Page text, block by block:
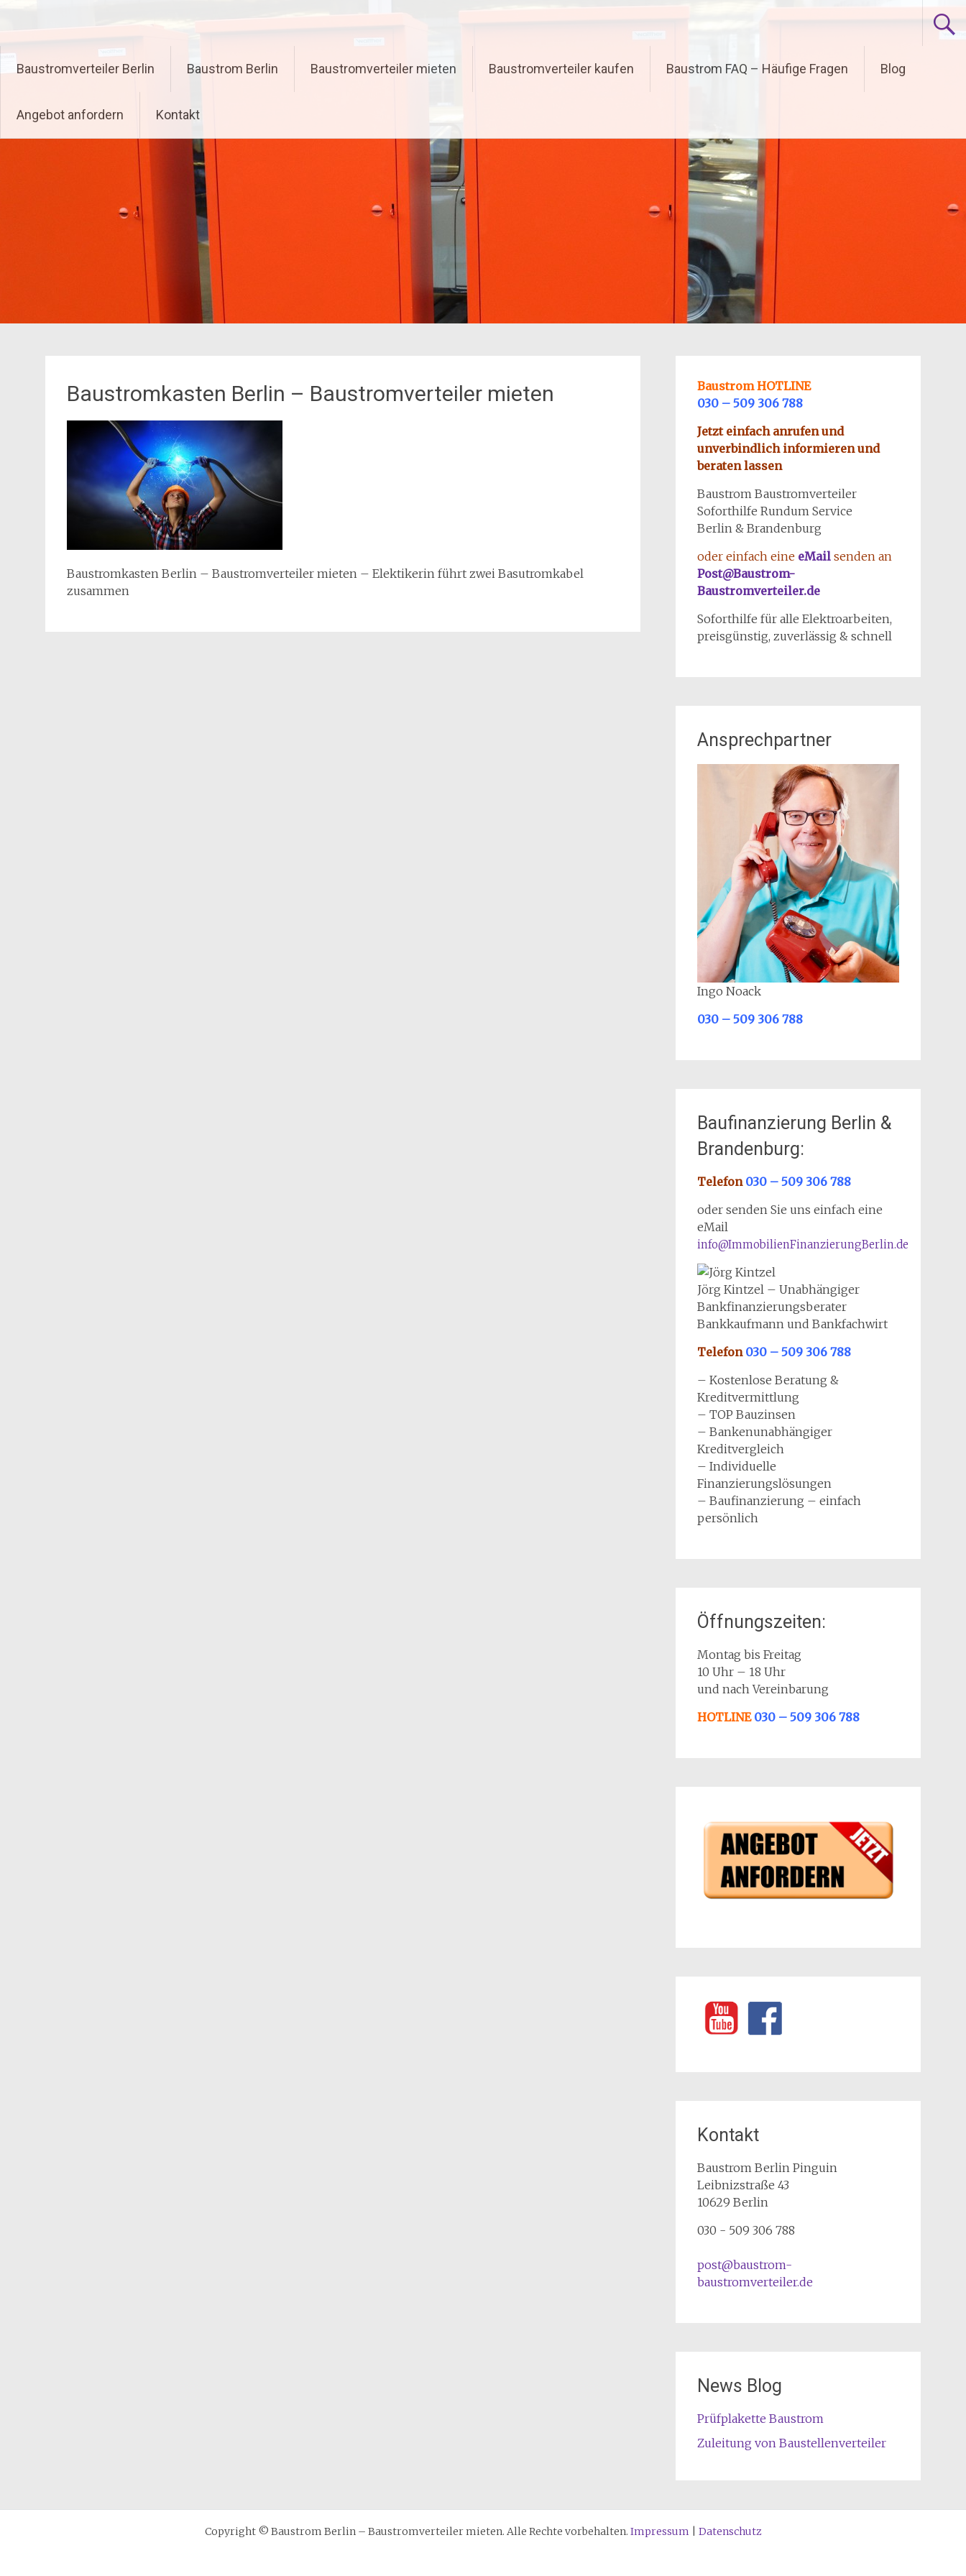
springen
Baustromverteiler Berlin Baustrom Berlin Baustromverteiler mieten Baustromverteiler kaufen Baustrom FAQ – Häufige Fragen Blog
Angebot anfordern Kontakt
Baustromkasten Berlin – Baustromverteiler mieten
Baustromkasten Berlin – Baustromverteiler mieten – Elektikerin führt zwei Basutromkabel
zusammen
Baustrom HOTLINE
030 – 509 306 788
Jetzt einfach anrufen und
unverbindlich informieren und
beraten lassen
Baustrom Baustromverteiler
Soforthilfe Rundum Service
Berlin & Brandenburg
oder einfach eine eMailsenden an
Post@Baustrom-
Baustromverteiler.de
Soforthilfe für alle Elektroarbeiten,
preisgünstig, zuverlässig & schnell
Ansprechpartner
Ingo Noack
030 – 509 306 788
Baufinanzierung Berlin &
Brandenburg:
Telefon 030 – 509 306 788
oder senden Sie uns einfach eine
eMail
info@ImmobilienFinanzierungBerlin.de
Jörg Kintzel – Unabhängiger
Bankfinanzierungsberater
Bankkaufmann und Bankfachwirt
Telefon 030 – 509 306 788
– Kostenlose Beratung &
Kreditvermittlung
– TOP Bauzinsen
– Bankenunabhängiger
Kreditvergleich
– Individuelle
Finanzierungslösungen
– Baufinanzierung – einfach
persönlich
Öffnungszeiten:
Montag bis Freitag
10 Uhr – 18 Uhr
und nach Vereinbarung
HOTLINE 030 – 509 306 788
Kontakt
Baustrom Berlin Pinguin
Leibnizstraße 43
10629 Berlin
030 - 509 306 788
post@baustrom-
baustromverteiler.de
News Blog
Prüfplakette Baustrom
Zuleitung von Baustellenverteiler
Copyright © Baustrom Berlin – Baustromverteiler mieten. Alle Rechte vorbehalten. Impressum Datenschutz